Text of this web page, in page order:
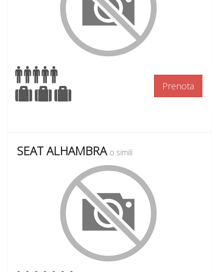
Prenota
SEAT ALHAMBRA o simili